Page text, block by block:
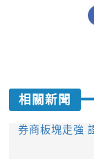
相關新聞
券商板塊走強